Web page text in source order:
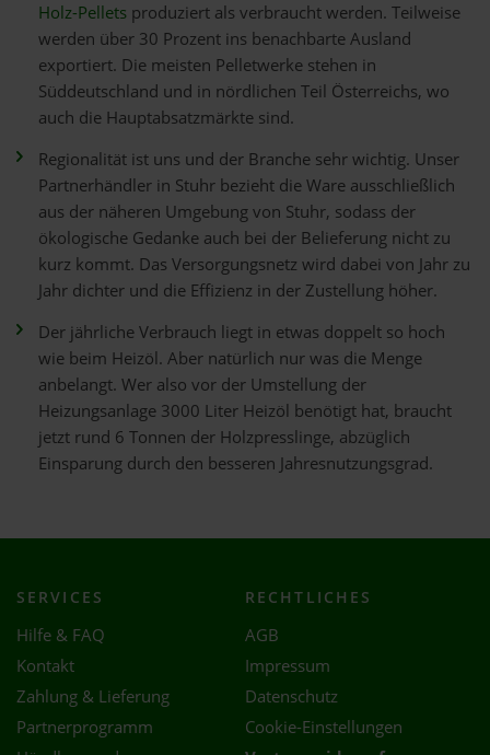
Holz-Pellets produziert als verbraucht werden. Teilweise
werden über 30 Prozent ins benachbarte Ausland
exportiert. Die meisten Pelletwerke stehen in
Süddeutschland und in nördlichen Teil Österreichs, wo
auch die Hauptabsatzmärkte sind.
Regionalität ist uns und der Branche sehr wichtig. Unser
Partnerhändler in Stuhr bezieht die Ware ausschließlich
aus der näheren Umgebung von Stuhr, sodass der
ökologische Gedanke auch bei der Belieferung nicht zu
kurz kommt. Das Versorgungsnetz wird dabei von Jahr zu
Jahr dichter und die Effizienz in der Zustellung höher.
Der jährliche Verbrauch liegt in etwas doppelt so hoch
wie beim Heizöl. Aber natürlich nur was die Menge
anbelangt. Wer also vor der Umstellung der
Heizungsanlage 3000 Liter Heizöl benötigt hat, braucht
jetzt rund 6 Tonnen der Holzpresslinge, abzüglich
Einsparung durch den besseren Jahresnutzungsgrad.
SERVICES
Hilfe & FAQ
Kontakt
Zahlung & Lieferung
Partnerprogramm
RECHTLICHES
AGB
Impressum
Datenschutz
Cookie-Einstellungen